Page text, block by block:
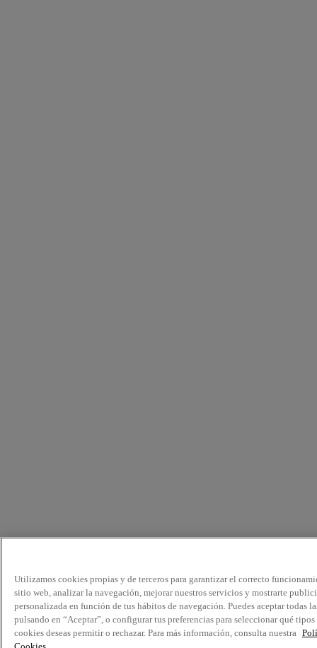
Utilizamos cookies propias y de terceros para garantizar el correcto
sitio web, analizar la navegación, mejorar nuestros servicios y mostrarte
personalizada en función de tus hábitos de navegación. Puedes aceptar todas
pulsando en “Aceptar”, o configurar tus preferencias para seleccionar qué tipos
cookies deseas permitir o rechazar. Para más información, consulta nuestra